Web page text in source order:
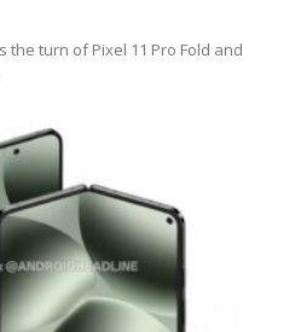
turn of Pixel 11 Pro Fold and